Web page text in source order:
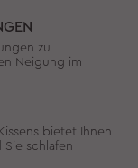
zu
Neigung im
bietet Ihnen
schlafen